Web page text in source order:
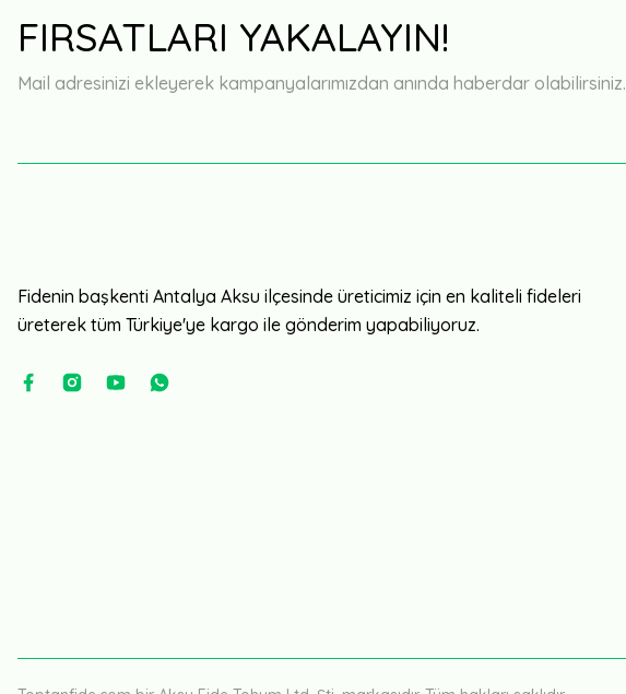
FIRSATLARI YAKALAYIN!
Mail adresinizi ekleyerek kampanyalarımızdan anında haberdar olabilirsiniz.
Fidenin başkenti Antalya Aksu ilçesinde üreticimiz için en kaliteli fideleri
üreterek tüm Türkiye'ye kargo ile gönderim yapabiliyoruz.